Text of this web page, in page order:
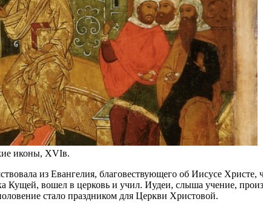
иконы, XVIв.
из Евангелия, благовествующего об Иисусе
Кущей, вошел в церковь и учил. Иудеи, слыша учение,
стало праздником для Церкви Христовой.